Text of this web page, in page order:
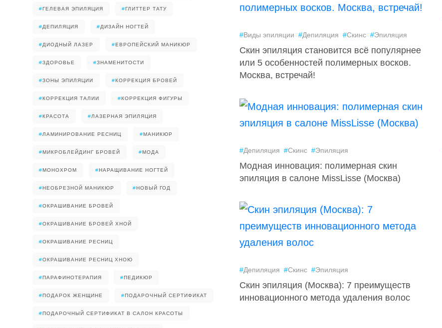
#ГЕЛЕВАЯ ЭПИЛЯЦИЯ #ГЛИТТЕР ТАТУ
#ДЕПИЛЯЦИЯ #ДИЗАЙН НОГТЕЙ
#ДИОДНЫЙ ЛАЗЕР #ЕВРОПЕЙСКИЙ МАНИКЮР
#ЗДОРОВЬЕ #ЗНАМЕНИТОСТИ
#ЗОНЫ ЭПИЛЯЦИИ #КОРРЕКЦИЯ БРОВЕЙ
#КОРРЕКЦИЯ ТАЛИИ #КОРРЕКЦИЯ ФИГУРЫ
#КРАСОТА #ЛАЗЕРНАЯ ЭПИЛЯЦИЯ
#ЛАМИНИРОВАНИЕ РЕСНИЦ #МАНИКЮР
#МИКРОБЛЕЙДИНГ БРОВЕЙ #МОДА
#МОНОХРОМ #НАРАЩИВАНИЕ НОГТЕЙ
#НЕОБРЕЗНОЙ МАНИКЮР #НОВЫЙ ГОД
#ОКРАШИВАНИЕ БРОВЕЙ
#ОКРАШИВАНИЕ БРОВЕЙ ХНОЙ
#ОКРАШИВАНИЕ РЕСНИЦ
#ОКРАШИВАНИЕ РЕСНИЦ ХНОЮ
#ПАРАФИНОТЕРАПИЯ #ПЕДИКЮР
#ПОДАРОК ЖЕНЩИНЕ #ПОДАРОЧНЫЙ СЕРТИФИКАТ
#ПОДАРОЧНЫЙ СЕРТИФИКАТ В САЛОН КРАСОТЫ
#Виды эпиляции #Депиляция #Скинс #Эпиляция
Скин эпиляция становится всё популярнее
или 5 особенностей полимерных восков.
Москва, встречай!
#Депиляция #Скинс #Эпиляция
Модная инновация: полимерная скин
эпиляция в салоне MissLisse (Москва)
#Депиляция #Скинс #Эпиляция
Скин эпиляция (Москва): 7 преимуществ
инновационного метода удаления волос